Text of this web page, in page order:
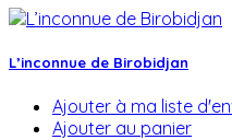
L’inconnue de Birobidjan
Ajouter à ma liste
Ajouter au panier